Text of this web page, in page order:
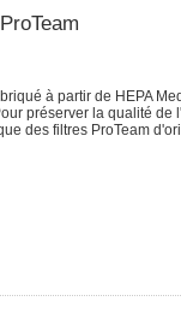
à partir de HEPA
préserver la qualité
des filtres ProTeam